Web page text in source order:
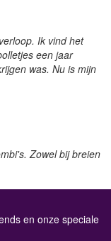
Ik vind het
een jaar
was. Nu is mijn
Zowel bij breien
en onze speciale